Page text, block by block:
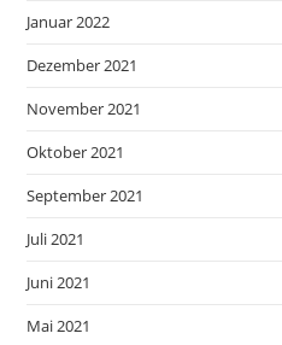
Januar 2022
Dezember 2021
November 2021
Oktober 2021
September 2021
Juli 2021
Juni 2021
Mai 2021